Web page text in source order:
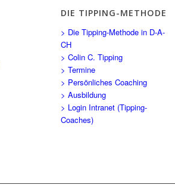
DIE TIPPING-METHODE
> Die Tipping-Methode in D-A-
CH
> Colin C. Tipping
> Termine
> Persönliches Coaching
> Ausbildung
> Login Intranet (Tipping-
Coaches)